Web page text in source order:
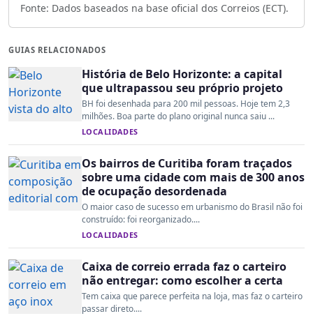
Fonte: Dados baseados na base oficial dos Correios (ECT).
GUIAS RELACIONADOS
História de Belo Horizonte: a capital
que ultrapassou seu próprio projeto
BH foi desenhada para 200 mil pessoas. Hoje tem 2,3
milhões. Boa parte do plano original nunca saiu ...
LOCALIDADES
Os bairros de Curitiba foram traçados
sobre uma cidade com mais de 300 anos
de ocupação desordenada
O maior caso de sucesso em urbanismo do Brasil não foi
construído: foi reorganizado....
LOCALIDADES
Caixa de correio errada faz o carteiro
não entregar: como escolher a certa
Tem caixa que parece perfeita na loja, mas faz o carteiro
passar direto....